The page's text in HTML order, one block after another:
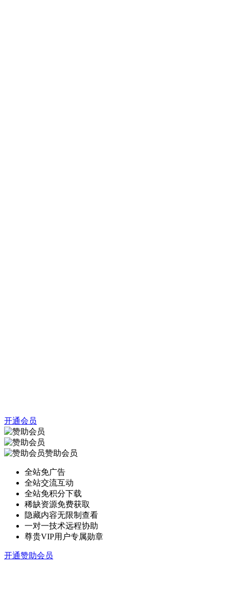
开通会员
赞助会员
全站免广告
全站交流互动
全站免积分下载
稀缺资源免费获取
隐藏内容无限制查看
一对一技术远程协助
尊贵VIP用户专属勋章
开通赞助会员